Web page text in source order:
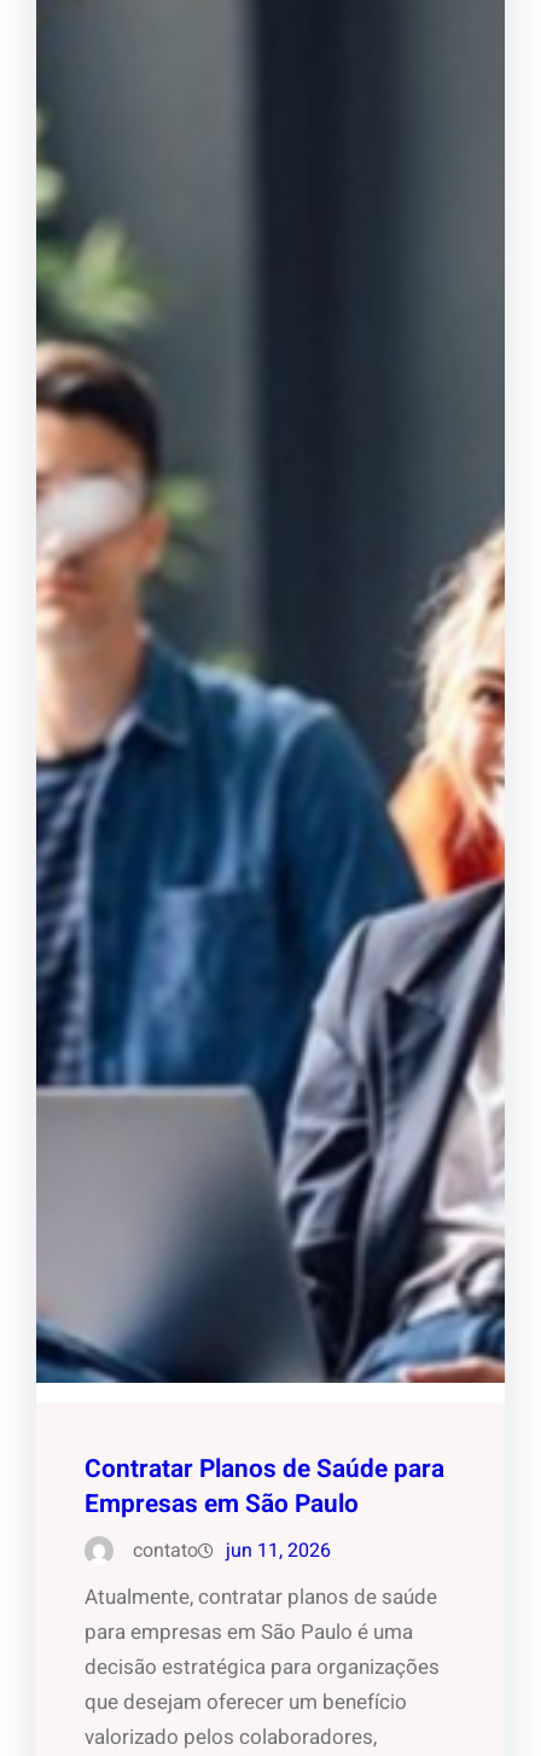
Contratar Planos de Saúde para
Empresas em São Paulo
contato jun 11, 2026
Atualmente, contratar planos de saúde
para empresas em São Paulo é uma
decisão estratégica para organizações
que desejam oferecer um benefício
valorizado pelos colaboradores,